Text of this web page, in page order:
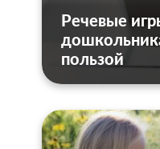
Речевые
пользой